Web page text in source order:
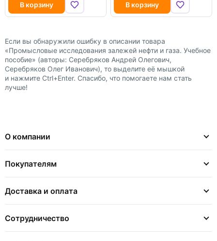
В корзину В корзину
Если вы обнаружили ошибку в описании товара
«Промысловые исследования залежей нефти и газа. Учебное
пособие» (авторы: Серебряков Андрей Олегович,
Серебряков Олег Иванович), то выделите её мышкой
и нажмите Ctrl+Enter. Спасибо, что помогаете нам стать
лучше!
О компании
Покупателям
Доставка и оплата
Сотрудничество